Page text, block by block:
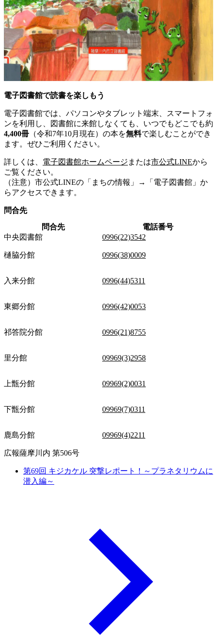
電子図書館で読書を楽しもう
電子図書館では、パソコンやタブレット端末、スマートフォ
ンを利用し、図書館に来館しなくても、いつでもどこでも約
4,400冊 （令和7年10月現在）の本を無料で楽しむことができ
ます。ぜひご利用ください。
詳しくは、 電子図書館ホームページ または市公式LINEから
ご覧ください。
（注意）市公式LINEの「まちの情報」→「電子図書館」か
らアクセスできます。
問合先
問合先
電話番号
中央図書館
0996(22)3542
樋脇分館 0996(38)0009
入来分館 0996(44)5311
東郷分館 0996(42)0053
祁答院分館 0996(21)8755
里分館 09969(3)2958
上甑分館 09969(2)0031
下甑分館 09969(7)0311
鹿島分館 09969(4)2211
広報薩摩川内 第506号
第69回 キジカケル 突撃レポート！～プラネタリウムに
潜入編～